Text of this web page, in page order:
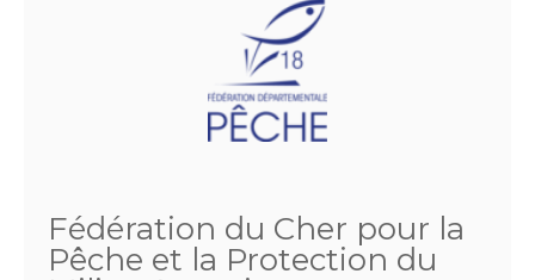
Fédération du Cher pour la
Pêche et la Protection du